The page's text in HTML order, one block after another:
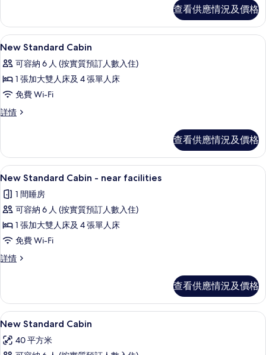
相
片
情
查看供應情況及價格
載
入
所
有
New
Standard
相
片
2 間睡房、房內夾萬、遮光窗簾/窗簾
8
New Standard Cabin
可容納 6 人 (按實質預訂人數入住)
1 張加大雙人床及 4 張單人床
免費 Wi-Fi
詳情
New
情
查看供應情況及價格
載
入
所
有
New
Standard
Cabin
facilities
的
相
片
2 間睡房、房內夾萬、遮光窗簾/窗簾
8
New Standard Cabin - near facilities
1 間睡房
可容納 6 人 (按實質預訂人數入住)
1 張加大雙人床及 4 張單人床
免費 Wi-Fi
詳情
New
near
facilities
詳
查看供應情況及價格
載
入
所
2 間睡房、房內夾萬、遮光窗簾/窗簾
5
New Standard Cabin
40 平方米